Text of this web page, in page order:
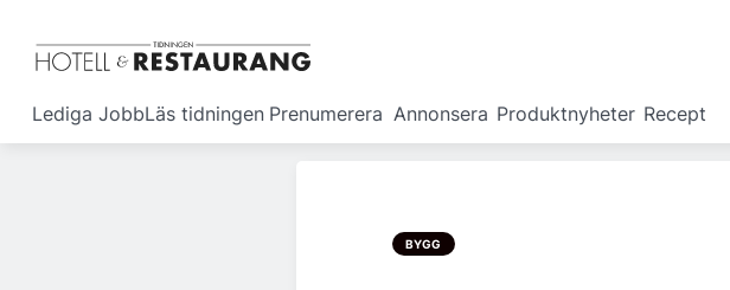
Lediga JobbLäs tidningen Prenumerera Annonsera Produktnyheter Recept
BYGG